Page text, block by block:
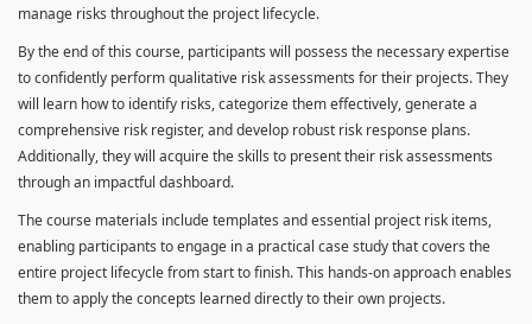
manage risks throughout the project lifecycle.
By the end of this course, participants will possess the necessary expertise
to confidently perform qualitative risk assessments for their projects. They
will learn how to identify risks, categorize them effectively, generate a
comprehensive risk register, and develop robust risk response plans.
Additionally, they will acquire the skills to present their risk assessments
through an impactful dashboard.
The course materials include templates and essential project risk items,
enabling participants to engage in a practical case study that covers the
entire project lifecycle from start to finish. This hands-on approach enables
them to apply the concepts learned directly to their own projects.